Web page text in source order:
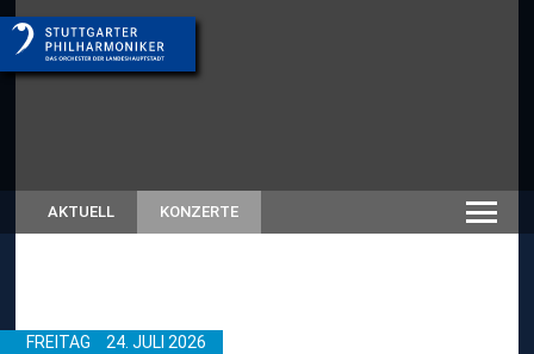
AKTUELL KONZERTE
FREITAG 24. JULI 2026